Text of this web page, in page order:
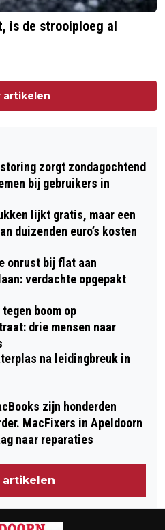
is de strooiploeg al
artikelen
zorgt zondagochtend
bij gebruikers in
lijkt gratis, maar een
duizenden euro’s kosten
onrust bij flat aan
verdachte opgepakt
boom op
drie mensen naar
na leidingbreuk in
zijn honderden
MacFixers in Apeldoorn
naar reparaties
artikelen